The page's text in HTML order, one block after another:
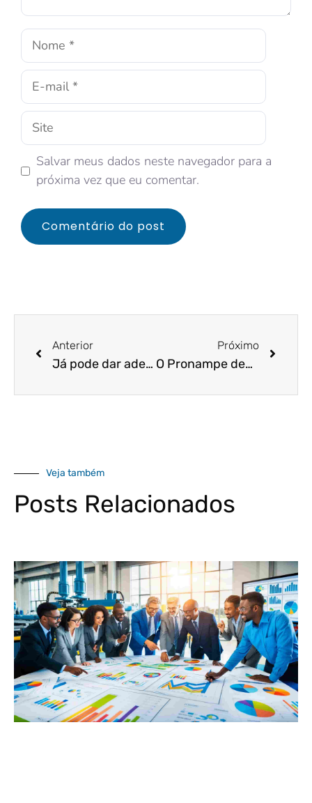
Salvar meus dados neste navegador para a
próxima vez que eu comentar.
Anterior
Já pode dar adeus ao desgaste e à perda de tempo na abertura de empresas, entenda como!
Próximo
O Pronampe deve conceder 25 bilhões de reais em empréstimos. Saiba mais!
Veja também
Posts Relacionados